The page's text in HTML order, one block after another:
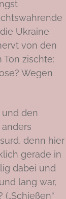
Ukraine
von den
zischte:
Wegen
den
denn hier
gerade in
dabei und
lang war,